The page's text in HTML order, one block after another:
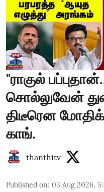
"ராகுல்
சொல்லுவேன்
திடீரென
காங்.
thanthitv
Published on: 03 Aug 2026,